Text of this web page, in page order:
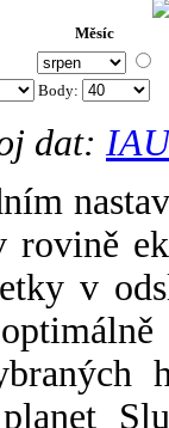
Měsíc
Body:
dat:
rovině
v